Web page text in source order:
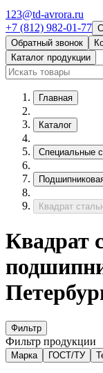
123@td-avrora.ru
+7 (812) 982-01-77
Обратный звонок
Каталог продукции
Главная
Каталог
Специальные
Квадрат
Квадрат
Фильтр
Фильтр продукции
Марка ГОСТ/ТУ